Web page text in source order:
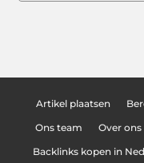
Artikel plaatsen
Ons team Over ons
Backlinks kopen in